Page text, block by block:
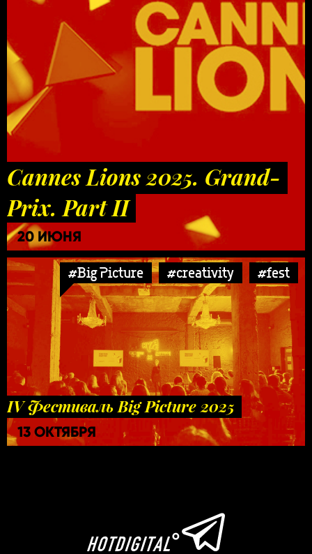
Cannes Lions 2025. Grand-
Prix. Part II
20 ИЮНЯ
#Big Picture #creativity #fest
IV Фестиваль Big Picture 2025
13 ОКТЯБРЯ